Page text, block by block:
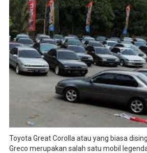
Toyota Great Corolla atau yang biasa
Greco merupakan salah satu mobil